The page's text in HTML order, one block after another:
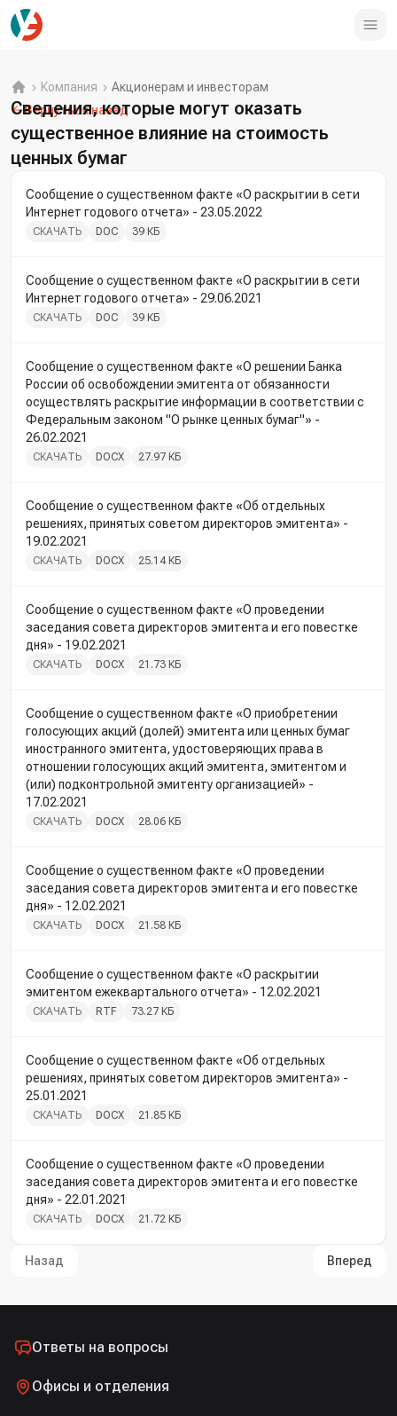
Компания
Акционерам и инвесторам
Вернуться назад
Сведения, которые могут оказать
существенное влияние на стоимость
ценных бумаг
Сообщение о существенном факте «О раскрытии в сети
Интернет годового отчета» - 23.05.2022
СКАЧАТЬ DOC 39 КБ
Сообщение о существенном факте «О раскрытии в сети
Интернет годового отчета» - 29.06.2021
СКАЧАТЬ DOC 39 КБ
Сообщение о существенном факте «О решении Банка
России об освобождении эмитента от обязанности
осуществлять раскрытие информации в соответствии с
Федеральным законом "О рынке ценных бумаг"» -
26.02.2021
СКАЧАТЬ DOCX 27.97 КБ
Сообщение о существенном факте «Об отдельных
решениях, принятых советом директоров эмитента» -
19.02.2021
СКАЧАТЬ DOCX 25.14 КБ
Сообщение о существенном факте «О проведении
заседания совета директоров эмитента и его повестке
дня» - 19.02.2021
СКАЧАТЬ DOCX 21.73 КБ
Сообщение о существенном факте «О приобретении
голосующих акций (долей) эмитента или ценных бумаг
иностранного эмитента, удостоверяющих права в
отношении голосующих акций эмитента, эмитентом и
(или) подконтрольной эмитенту организацией» -
17.02.2021
СКАЧАТЬ DOCX 28.06 КБ
Сообщение о существенном факте «О проведении
заседания совета директоров эмитента и его повестке
дня» - 12.02.2021
СКАЧАТЬ DOCX 21.58 КБ
Сообщение о существенном факте «О раскрытии
эмитентом ежеквартального отчета» - 12.02.2021
СКАЧАТЬ RTF 73.27 КБ
Сообщение о существенном факте «Об отдельных
решениях, принятых советом директоров эмитента» -
25.01.2021
СКАЧАТЬ DOCX 21.85 КБ
Сообщение о существенном факте «О проведении
заседания совета директоров эмитента и его повестке
дня» - 22.01.2021
СКАЧАТЬ DOCX 21.72 КБ
Назад Вперед
Ответы на вопросы
Офисы и отделения